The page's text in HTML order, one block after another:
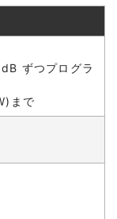
ずつプログラ
まで